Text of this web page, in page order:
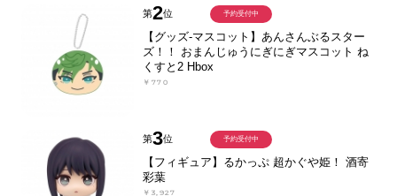
第2位
【グッズ-マスコット】あんさんぶるスター
ズ！！ おまんじゅうにぎにぎマスコット ね
くすと2 Hbox
￥770
予約受付中
第3位
【フィギュア】るかっぷ 超かぐや姫！ 酒寄
彩葉
￥3,927
予約受付中